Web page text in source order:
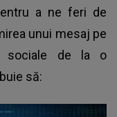
a ne feri de
unui mesaj pe
sociale de la o
să: